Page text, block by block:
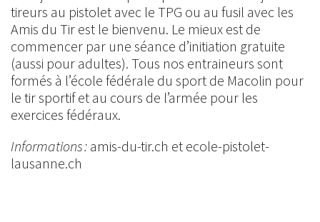
tireurs au pistolet avec le TPG ou au fusil avec les
Amis du Tir est le bienvenu. Le mieux est de
commencer par une séance d’initiation gratuite
(aussi pour adultes). Tous nos entraineurs sont
formés à l’école fédérale du sport de Macolin pour
le tir sportif et au cours de l’armée pour les
exercices fédéraux.
Informations : amis-du-tir.ch et ecole-pistolet-
lausanne.ch